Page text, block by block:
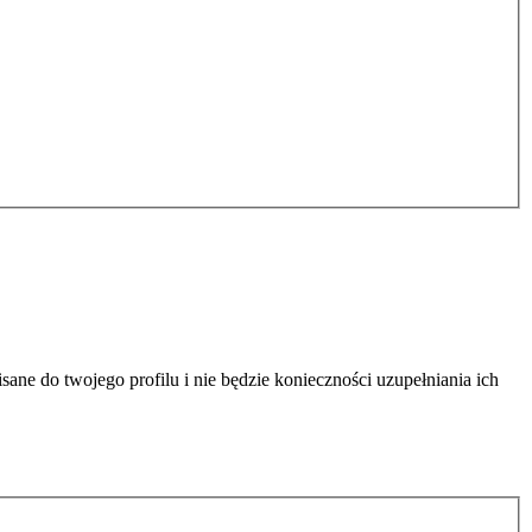
do twojego profilu i nie będzie konieczności uzupełniania ich